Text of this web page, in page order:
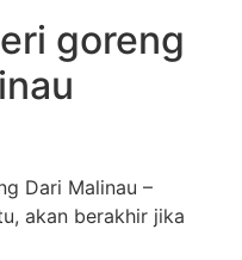
goreng
Dari Malinau –
akan berakhir jika